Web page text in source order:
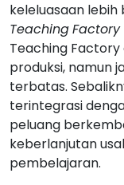
keleluasaan
TeachingFactory
Teaching
produksi, namun
terbatas.
terintegrasi
peluang
keberlanjutan
pembelajaran.